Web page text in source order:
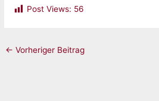
Post Views: 56
← Vorheriger Beitrag